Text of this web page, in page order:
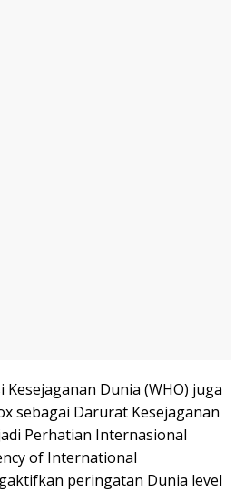
Kesejaganan Dunia (WHO) juga
sebagai Darurat Kesejaganan
Perhatian Internasional
of International
peringatan Dunia level